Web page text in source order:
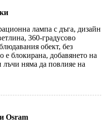
лампа с дъга, дизайн
360-градусово
обект, без
е блокирана, добавянето на
няма да повлияе на
Osram